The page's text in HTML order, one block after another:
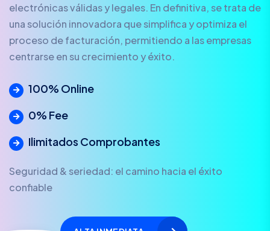
electrónicas válidas y legales. En definitiva, se trata de
una solución innovadora que simplifica y optimiza el
proceso de facturación, permitiendo a las empresas
centrarse en su crecimiento y éxito.
100% Online
0% Fee
Ilimitados Comprobantes
Seguridad & seriedad: el camino hacia el éxito
confiable